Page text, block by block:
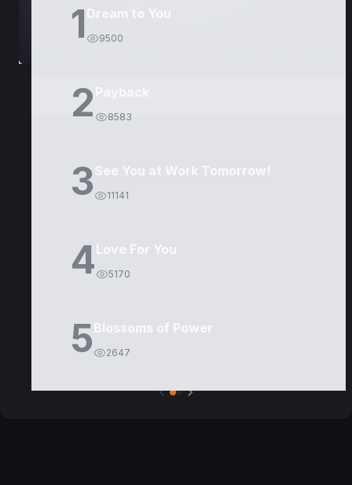
1 Dream to You
9500
2 8583
3See You at Work Tomorrow!
11141
4Love For You
5170
5Blossoms of Power
2647